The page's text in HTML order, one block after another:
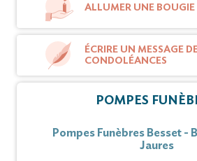
ALLUMER UNE BOUGIE
ÉCRIRE UN MESSAGE
CONDOLÉANCES
POMPES
Pompes Funèbres Besset -
Jaures